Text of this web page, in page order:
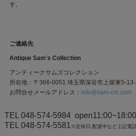
す。
ご連絡先
Antique Sam's Collection
アンティークサムズコレクション
所在地：〒366-0051 埼玉県深谷市上柴東5-
お問合せメールアドレス： info@sam-col.com
TEL 048-574-5984open11:00~18:00
TEL 048-574-5581 ※定休日.配達中など上記電